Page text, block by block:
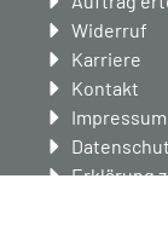
Widerruf
Karriere
Kontakt
Impressum
Erklärung